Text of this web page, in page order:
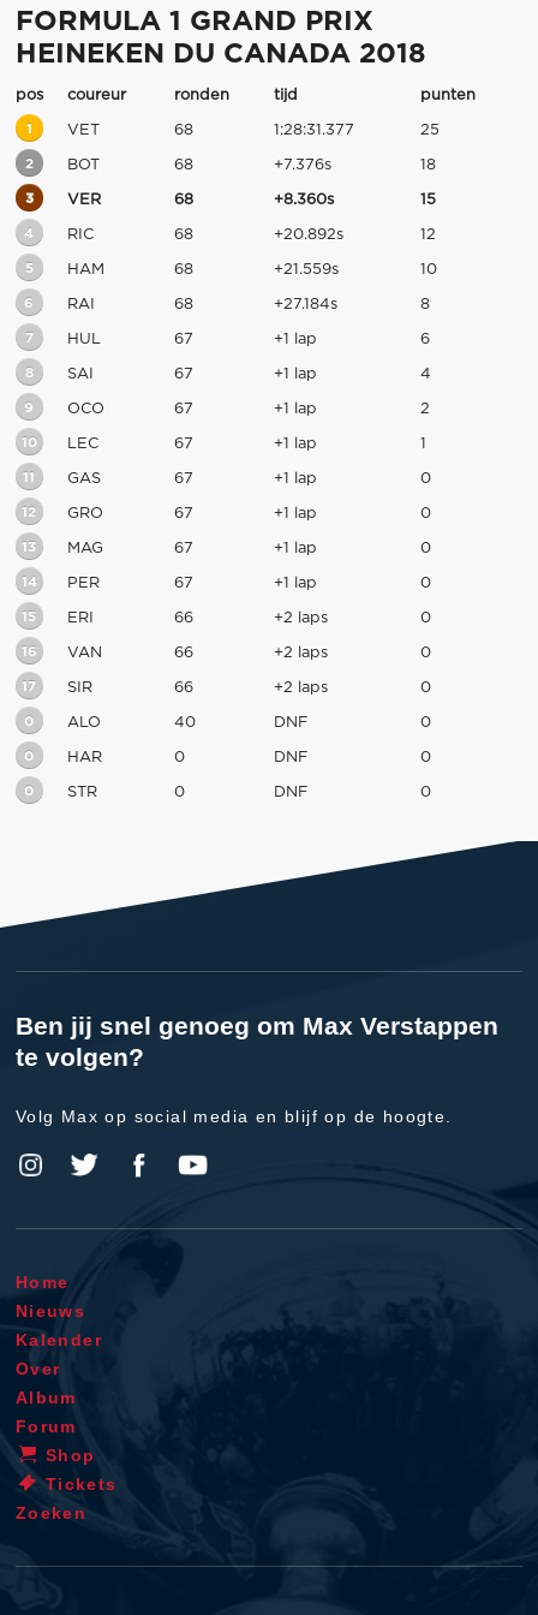
FORMULA 1 GRAND PRIX
HEINEKEN DU CANADA 2018
pos coureur ronden tijd punten
1 VET 68 1:28:31.377 25
2 BOT 68 +7.376s 18
3 VER 68 +8.360s 15
4 RIC 68 +20.892s 12
5 HAM 68 +21.559s 10
6 RAI 68 +27.184s 8
7 HUL 67 +1 lap 6
8 SAI 67 +1 lap 4
9 OCO 67 +1 lap 2
10 LEC 67 +1 lap 1
11 GAS 67 +1 lap 0
12 GRO 67 +1 lap 0
13 MAG 67 +1 lap 0
14 PER 67 +1 lap 0
15 ERI 66 +2 laps 0
16 VAN 66 +2 laps 0
17 SIR 66 +2 laps 0
0 ALO 40 DNF 0
0 HAR 0 DNF 0
0 STR 0 DNF 0
Ben jij snel genoeg om Max Verstappen
te volgen?
Volg Max op social media en blijf op de hoogte.
Home
Nieuws
Kalender
Over
Album
Forum
Shop
Tickets
Zoeken